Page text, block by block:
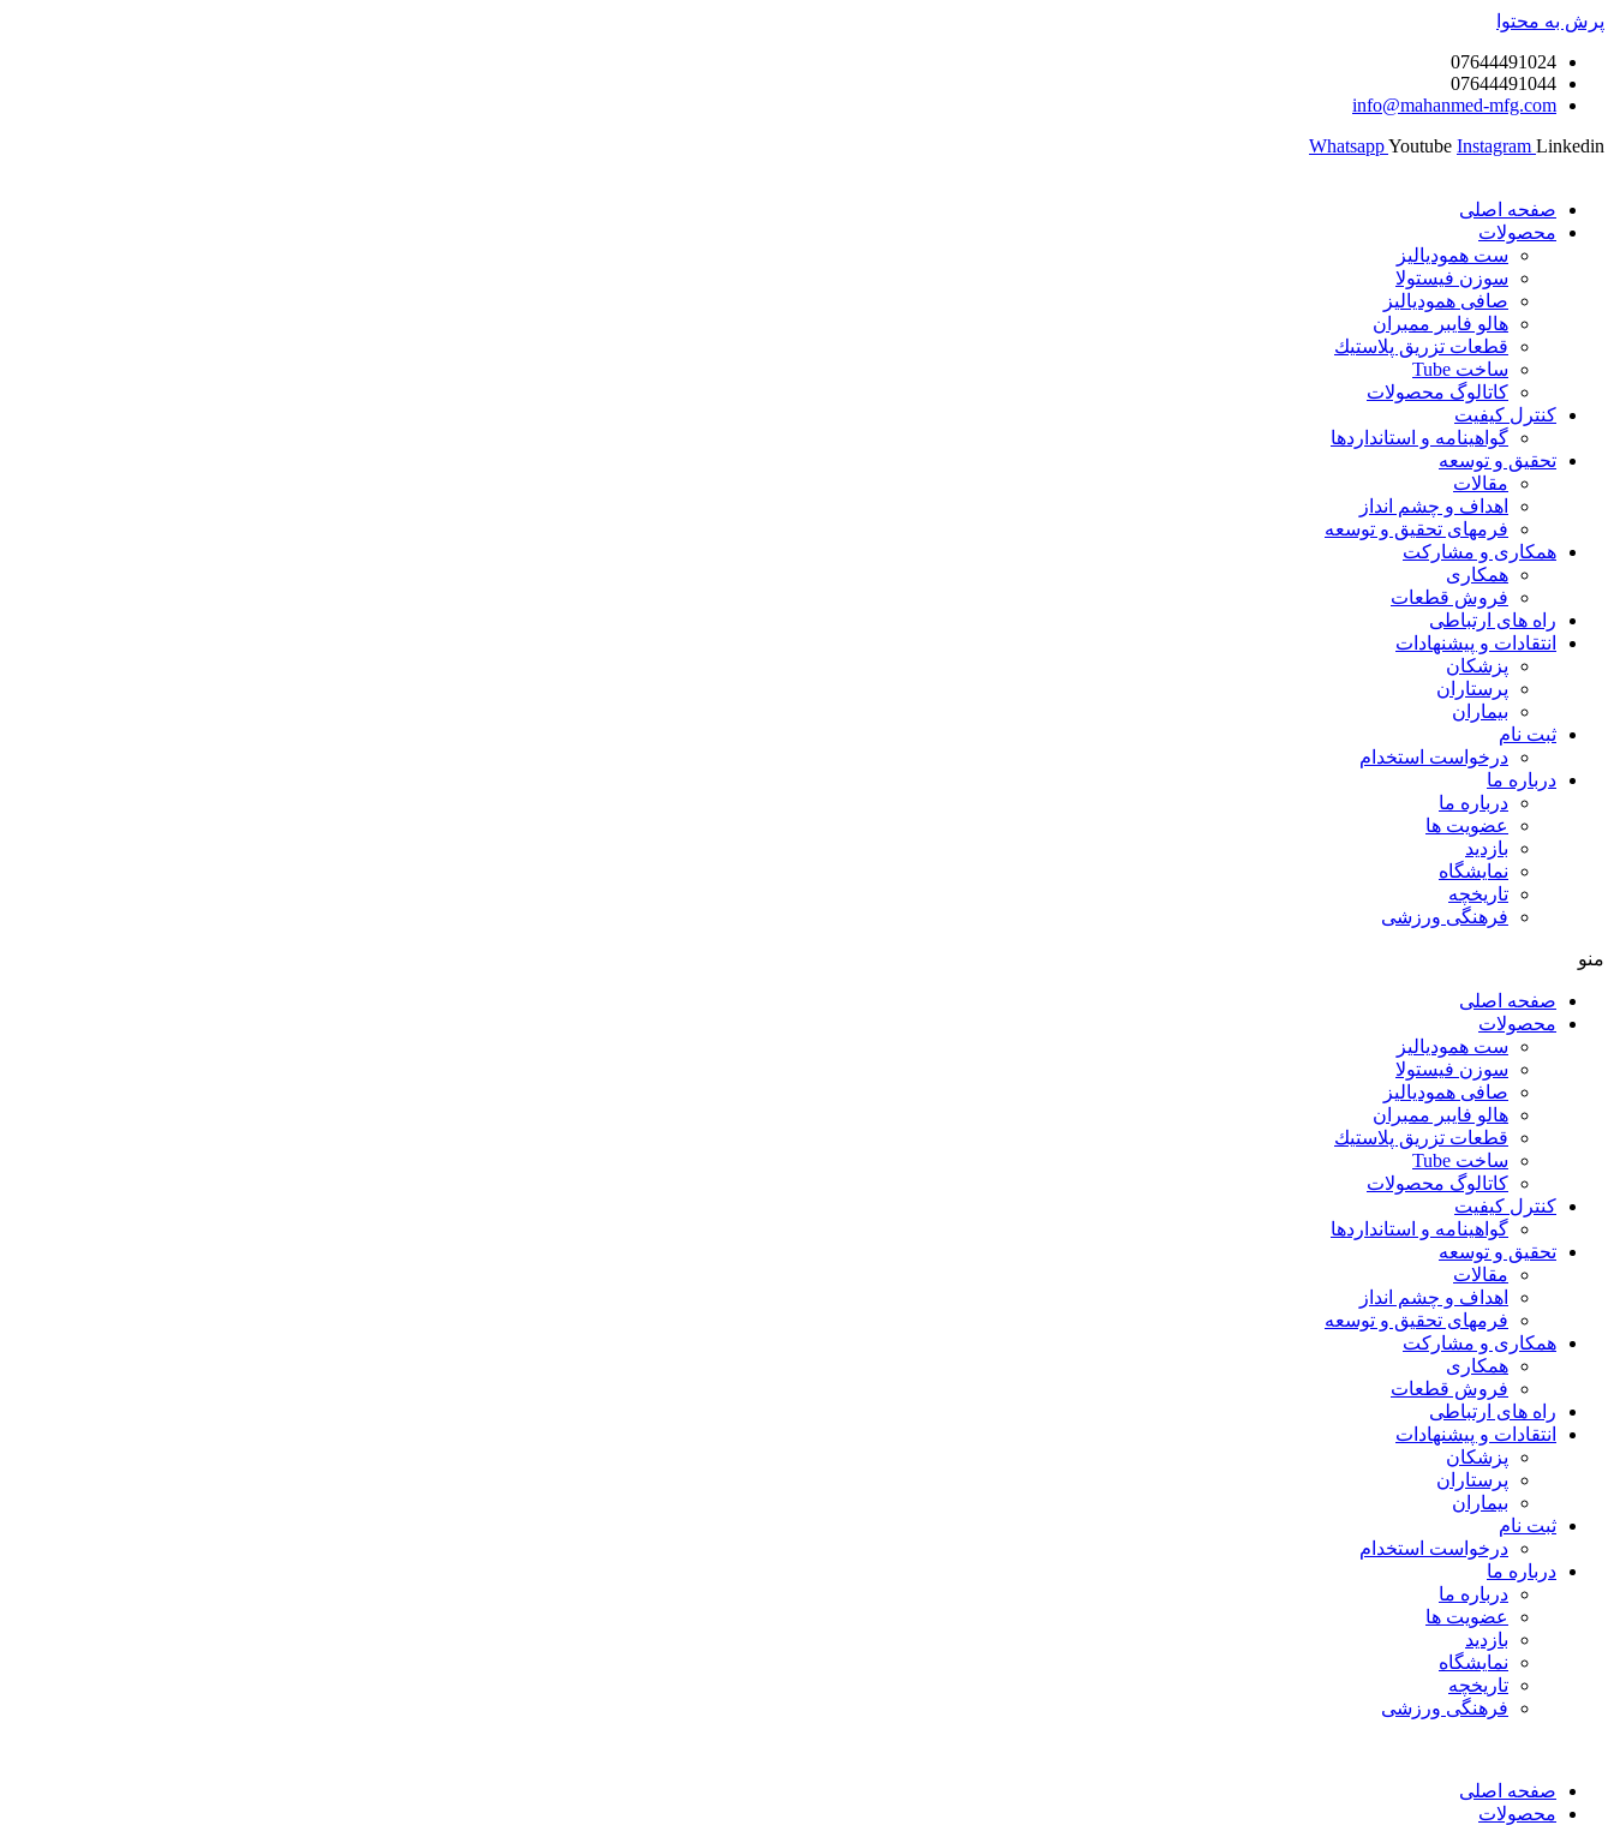
پرش به محتوا
07644491024
07644491044
info@mahanmed-mfg.com
WhatsappYoutube Instagram Linkedin
صفحه اصلی
محصولات
ست همودیالیز
سوزن فیستولا
صافی همودیالیز
هالو فایبر ممبران
قطعات تزريق پلاستيك
ساخت Tube
کاتالوگ محصولات
کنترل کیفیت
گواهينامه و استانداردها
تحقيق و توسعه
مقالات
اهداف و چشم انداز
فرمهای تحقیق و توسعه
همکاری و مشارکت
همکاری
فروش قطعات
راه های ارتباطی
انتقادات و پيشنهادات
پزشكان
پرستاران
بيماران
ثبت نام
درخواست استخدام
درباره ما
درباره ما
عضویت ها
بازدید
نمایشگاه
تاريخچه
فرهنگی ورزشی
منو
صفحه اصلی
محصولات
ست همودیالیز
سوزن فیستولا
صافی همودیالیز
هالو فایبر ممبران
قطعات تزريق پلاستيك
ساخت Tube
کاتالوگ محصولات
کنترل کیفیت
گواهينامه و استانداردها
تحقيق و توسعه
مقالات
اهداف و چشم انداز
فرمهای تحقیق و توسعه
همکاری و مشارکت
همکاری
فروش قطعات
راه های ارتباطی
انتقادات و پيشنهادات
پزشكان
پرستاران
بيماران
ثبت نام
درخواست استخدام
درباره ما
درباره ما
عضویت ها
بازدید
نمایشگاه
تاريخچه
فرهنگی ورزشی
صفحه اصلی
محصولات